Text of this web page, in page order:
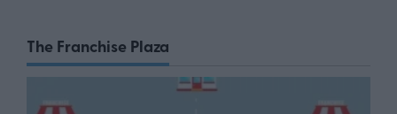
The Franchise Plaza